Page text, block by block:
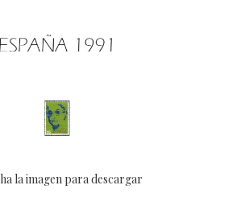
la imagen para descargar